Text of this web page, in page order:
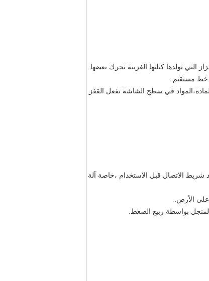
تولدها كتلتها الغريبة تحرك بعضها
خط مستقيم.
في سطح الشاشة تفعل القفز
الاتصال قبل الاستخدام ،خاصة آلة
الأرض.
بواسطة ربيع الضغط.